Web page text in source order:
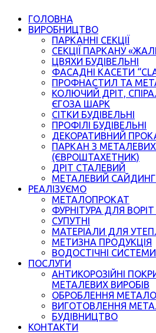
ГОЛОВНА
ВИРОБНИЦТВО
ПАРКАННІ СЕКЦІЇ
СЕКЦІЇ ПАРКАНУ
ЦВЯХИ БУДІВЕЛЬНІ
ФАСАДНІ КАСЕТИ
ПРОФНАСТИЛ ТА
КОЛЮЧИЙ ДРІТ,
ЄГОЗА ШАРК
СІТКИ БУДІВЕЛЬНІ
ПРОФІЛІ БУДІВЕЛЬНІ
ДЕКОРАТИВНИЙ
ПАРКАН З
(ЄВРОШТАХЕТНИК)
ДРІТ СТАЛЕВИЙ
МЕТАЛЕВИЙ
РЕАЛІЗУЄМО
МЕТАЛОПРОКАТ
ФУРНІТУРА ДЛЯ
СУПУТНІ
МАТЕРІАЛИ ДЛЯ
МЕТИЗНА ПРОДУКЦІЯ
ВОДОСТІЧНІ СИСТЕМИ
ПОСЛУГИ
АНТИКОРОЗІЙНІ
МЕТАЛЕВИХ ВИРОБІВ
ОБРОБЛЕННЯ
ВИГОТОВЛЕННЯ
БУДІВНИЦТВО
КОНТАКТИ